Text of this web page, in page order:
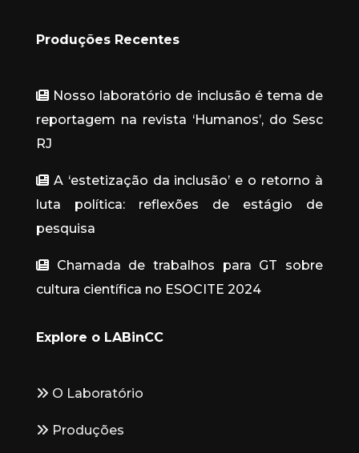
Produções Recentes
Nosso laboratório de inclusão é tema de
reportagem na revista ‘Humanos’, do Sesc
RJ
A ‘estetização da inclusão’ e o retorno à
luta política: reflexões de estágio de
pesquisa
Chamada de trabalhos para GT sobre
cultura científica no ESOCITE 2024
Explore o LABinCC
O Laboratório
Produções